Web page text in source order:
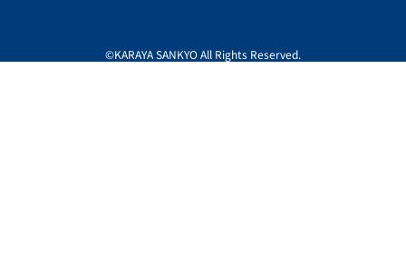
©KARAYA SANKYO All Rights Reserved.